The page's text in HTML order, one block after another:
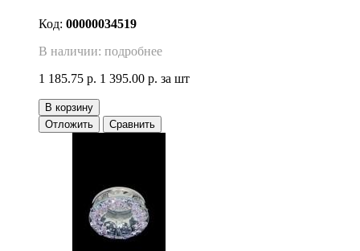
Код: 00000034519
В наличии: подробнее
1 185.75 р. 1 395.00 р. за шт
В корзину
Отложить
Сравнить